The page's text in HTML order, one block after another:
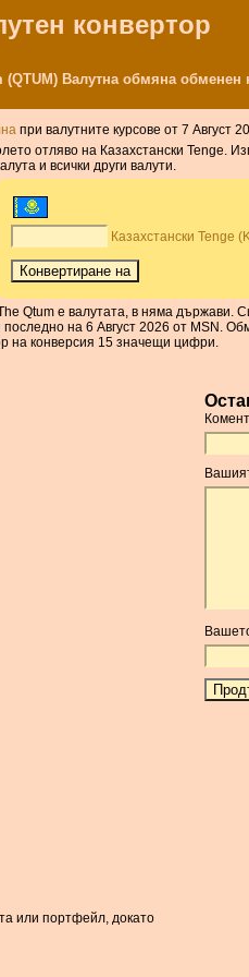
конвертор
(QTUM) Валутна обмяна обменен
при валутните курсове от 7 Август
отляво на Казахстански Tenge.
и всички други валути.
Казахстански Tenge
Qtum е валутата, в няма
на 6 Август 2026 от MSN.
на конверсия 15 значещи цифри.
или портфейл, докато